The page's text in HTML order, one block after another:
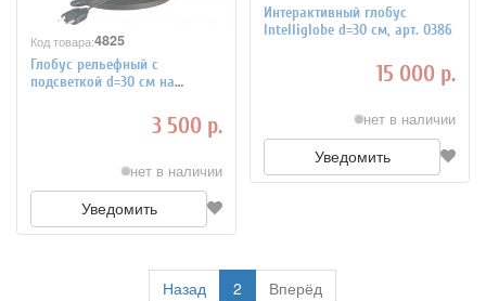
Код товара:4825
Глобус рельефный с
подсветкой d=30 см на
3 500 р.
нет в наличии
Уведомить
Интерактивный глобус
Intelliglobe d=30 см, арт. 0386
15 000 р.
нет в наличии
Уведомить
Назад 2 Вперёд